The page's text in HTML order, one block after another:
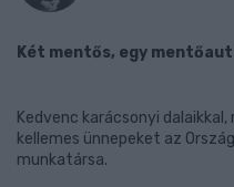
Két mentős, egy
Kedvenc karácsonyi
kellemes ünnepeket az
munkatársa.